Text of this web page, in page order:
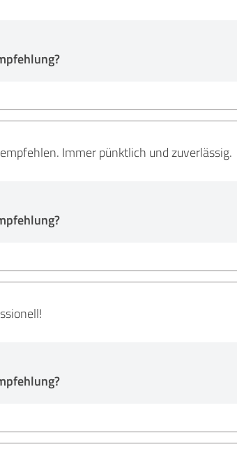
Immer pünktlich und zuverlässig.